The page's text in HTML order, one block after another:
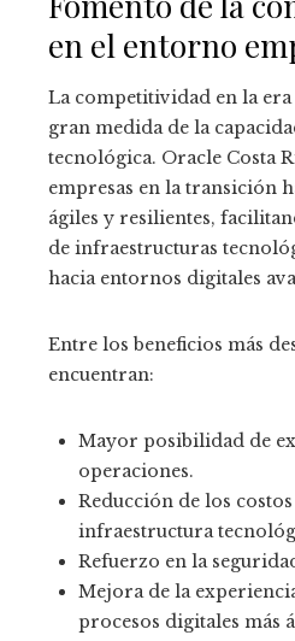
en el entorno
La competitividad en la
gran medida de la
tecnológica. Oracle Costa
empresas en la transición
ágiles y resilientes,
de infraestructuras
hacia entornos digitales
Entre los beneficios más
encuentran:
Mayor posibilidad de
operaciones.
Reducción de los
infraestructura
Refuerzo en la
Mejora de la
procesos digitales más